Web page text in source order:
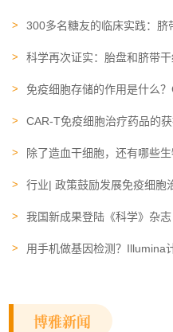
300多名糖友的临床实践：脐
科学再次证实：胎盘和脐带干
免疫细胞存储的作用是什么
CAR-T免疫细胞治疗​药品的
除了造血干细胞，还有哪些
行业| 政策鼓励发展免疫细胞
我国新成果登陆《科学》杂
用手机做基因检测？Illumina
博雅新闻